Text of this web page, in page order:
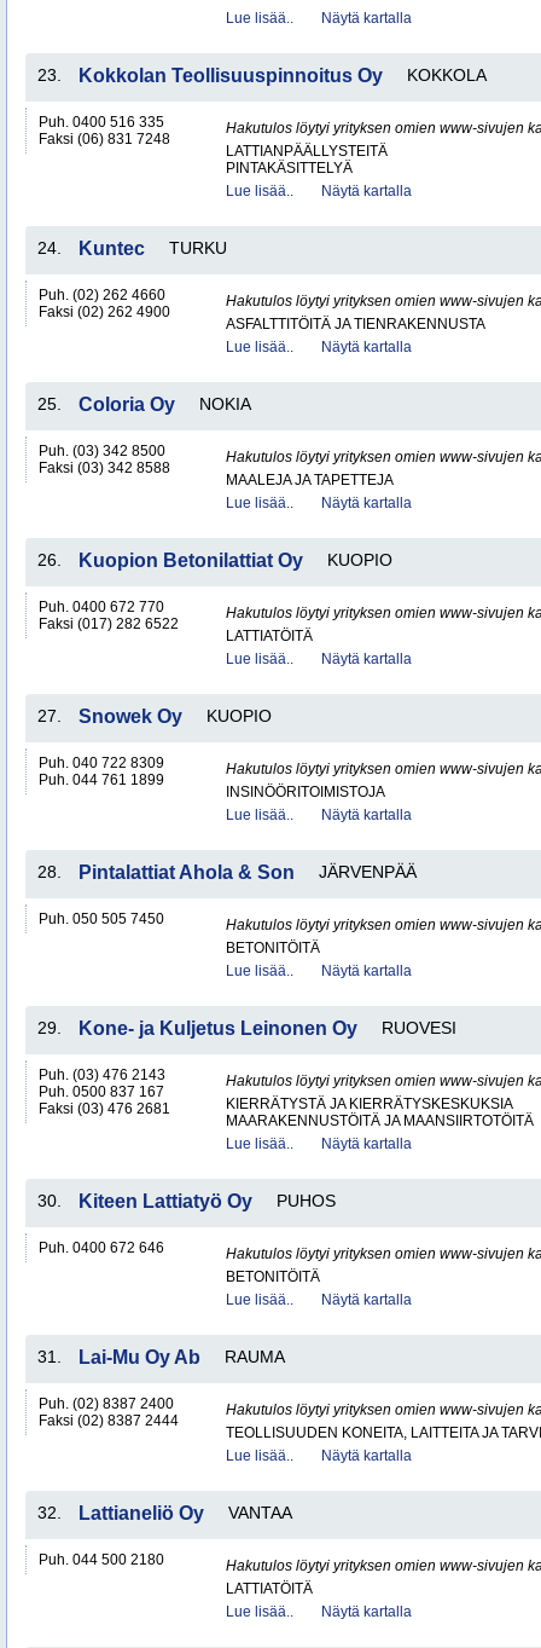
Lue lisää..
Näytä kartalla
23. Kokkolan Teollisuuspinnoitus Oy KOKKOLA
Puh. 0400 516 335
Faksi (06) 831 7248
Hakutulos löytyi yrityksen omien www-sivujen
LATTIANPÄÄLLYSTEITÄ
PINTAKÄSITTELYÄ
Lue lisää..
Näytä kartalla
24. Kuntec TURKU
Puh. (02) 262 4660
Faksi (02) 262 4900
Hakutulos löytyi yrityksen omien www-sivujen
ASFALTTITÖITÄ JA TIENRAKENNUSTA
Lue lisää..
Näytä kartalla
25. Coloria Oy NOKIA
Puh. (03) 342 8500
Faksi (03) 342 8588
Hakutulos löytyi yrityksen omien www-sivujen
MAALEJA JA TAPETTEJA
Lue lisää..
Näytä kartalla
26. Kuopion Betonilattiat Oy KUOPIO
Puh. 0400 672 770
Faksi (017) 282 6522
Hakutulos löytyi yrityksen omien www-sivujen
LATTIATÖITÄ
Lue lisää..
Näytä kartalla
27. Snowek Oy KUOPIO
Puh. 040 722 8309
Puh. 044 761 1899
Hakutulos löytyi yrityksen omien www-sivujen
INSINÖÖRITOIMISTOJA
Lue lisää..
Näytä kartalla
28. Pintalattiat Ahola & Son JÄRVENPÄÄ
Puh. 050 505 7450
Hakutulos löytyi yrityksen omien www-sivujen
BETONITÖITÄ
Lue lisää..
Näytä kartalla
29. Kone- ja Kuljetus Leinonen Oy RUOVESI
Puh. (03) 476 2143
Puh. 0500 837 167
Faksi (03) 476 2681
Hakutulos löytyi yrityksen omien www-sivujen
KIERRÄTYSTÄ JA KIERRÄTYSKESKUKSIA
MAARAKENNUSTÖITÄ JA MAANSIIRTOTÖITÄ
Lue lisää..
Näytä kartalla
30. Kiteen Lattiatyö Oy PUHOS
Puh. 0400 672 646
Hakutulos löytyi yrityksen omien www-sivujen
BETONITÖITÄ
Lue lisää..
Näytä kartalla
31. Lai-Mu Oy Ab RAUMA
Puh. (02) 8387 2400
Faksi (02) 8387 2444
Hakutulos löytyi yrityksen omien www-sivujen
TEOLLISUUDEN KONEITA, LAITTEITA JA
Lue lisää..
Näytä kartalla
32. Lattianeliö Oy VANTAA
Puh. 044 500 2180
Hakutulos löytyi yrityksen omien www-sivujen
LATTIATÖITÄ
Lue lisää..
Näytä kartalla